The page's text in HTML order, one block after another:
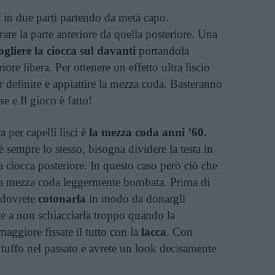
due parti partendo da metà capo.
la parte anteriore da quella posteriore. Una
la ciocca sul davanti portandola
libera. Per ottenere un effetto ultra liscio
definire e appiattire la mezza coda. Basteranno
e Il gioco è fatto!
per capelli lisci è la mezza coda anni ’60.
lo stesso, bisogna dividere la testa in
posteriore. In questo caso però ciò che
mezza coda leggermente bombata. Prima di
cotonarla in modo da donargli
a non schiacciarla troppo quando la
fissate il tutto con la lacca. Con
nel passato e avrete un look decisamente